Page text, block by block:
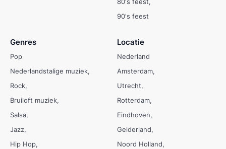
80's feest
90's feest
Genres
Pop
Nederlandstalige muziek
Rock
Bruiloft muziek
Salsa
Jazz
Hip Hop
Locatie
Nederland
Amsterdam
Utrecht
Rotterdam
Eindhoven
Gelderland
Noord Holland